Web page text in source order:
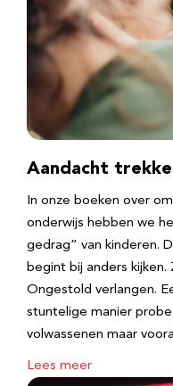
Aandacht
In onze boeken over
onderwijs hebben we
gedrag” van kinderen.
begint bij anders kijken.
Ongestold verlangen.
stuntelige manier
volwassenen maar
Lees meer